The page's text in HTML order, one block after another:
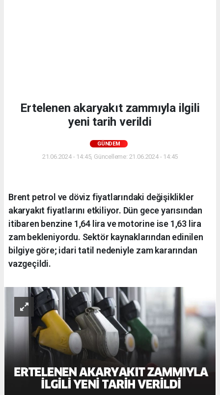
Ertelenen akaryakıt zammıyla ilgili
yeni tarih verildi
GÜNDEM
21.06.2024 - 14:45, Güncelleme: 21.06.2024 - 14:45
Brent petrol ve döviz fiyatlarındaki değişiklikler
akaryakıt fiyatlarını etkiliyor. Dün gece yarısından
itibaren benzine 1,64 lira ve motorine ise 1,63 lira
zam bekleniyordu. Sektör kaynaklarından edinilen
bilgiye göre; idari tatil nedeniyle zam kararından
vazgeçildi.